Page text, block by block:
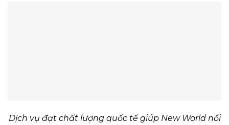
Dịch vụ đạt chất lượng quốc tế giúp New World nổi